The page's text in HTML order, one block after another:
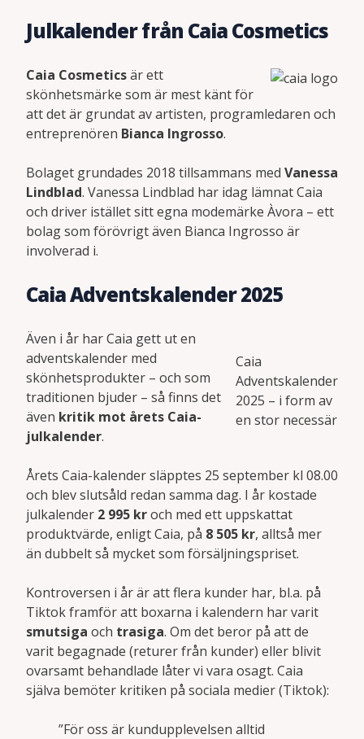
Julkalender från Caia Cosmetics
Caia Cosmeticsär ett
skönhetsmärke som är mest känt för
att det är grundat av artisten, programledaren och
entreprenören Bianca Ingrosso.
Bolaget grundades 2018 tillsammans med Vanessa
Lindblad. Vanessa Lindblad har idag lämnat Caia
och driver istället sitt egna modemärke Àvora – ett
bolag som förövrigt även Bianca Ingrosso är
involverad i.
Caia Adventskalender 2025
Caia
Adventskalender
2025 – i form av
en stor necessär
Även i år har Caia gett ut en
adventskalender med
skönhetsprodukter – och som
traditionen bjuder – så finns det
även kritik mot årets Caia-
julkalender.
Årets Caia-kalender släpptes 25 september kl 08.00
och blev slutsåld redan samma dag. I år kostade
julkalender 2 995 kroch med ett uppskattat
produktvärde, enligt Caia, på 8 505 kr, alltså mer
än dubbelt så mycket som försäljningspriset.
Kontroversen i år är att flera kunder har, bl.a. på
Tiktok framför att boxarna i kalendern har varit
smutsiga och trasiga. Om det beror på att de
varit begagnade (returer från kunder) eller blivit
ovarsamt behandlade låter vi vara osagt. Caia
själva bemöter kritiken på sociala medier (Tiktok):
”För oss är kundupplevelsen alltid